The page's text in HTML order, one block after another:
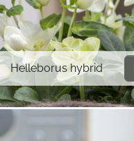
Helleborus hybrid